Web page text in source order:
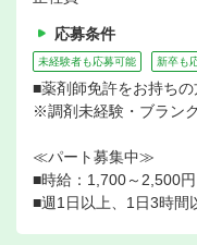
応募条件
未経験者も応募可能 新卒も
■薬剤師免許をお持ちの
※調剤未経験・ブラン
≪パート募集中≫
■時給：1,700～2,500円
■週1日以上、1日3時間